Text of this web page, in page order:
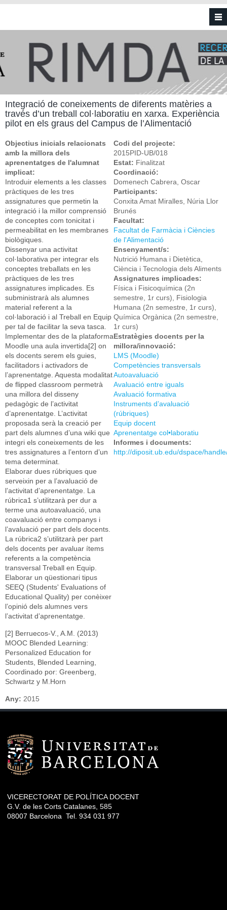
Vés al contingut
Integració de coneixements de diferents matèries a
través d’un treball col·laboratiu en xarxa. Experiència
pilot en els graus del Campus de l’Alimentació
Objectius inicials relacionats
amb la millora dels
aprenentatges de l'alumnat
implicat:
Introduir elements a les classes
pràctiques de les tres
assignatures que permetin la
integració i la millor comprensió
de conceptes com tonicitat i
permeabilitat en les membranes
biològiques.
Dissenyar una activitat
col·laborativa per integrar els
conceptes treballats en les
pràctiques de les tres
assignatures implicades. Es
subministrarà als alumnes
material referent a la
col·laboració i al Treball en Equip
per tal de facilitar la seva tasca.
Implementar des de la plataforma
Moodle una aula invertida[2] on
els docents serem els guies,
facilitadors i activadors de
l’aprenentatge. Aquesta modalitat
de flipped classroom permetrà
una millora del disseny
pedagògic de l’activitat
d’aprenentatge. L’activitat
proposada serà la creació per
part dels alumnes d’una wiki que
integri els coneixements de les
tres assignatures a l’entorn d’un
tema determinat.
Elaborar dues rúbriques que
serveixin per a l’avaluació de
l’activitat d’aprenentatge. La
rúbrica1 s’utilitzarà per dur a
terme una autoavaluació, una
coavaluació entre companys i
l’avaluació per part dels docents.
La rúbrica2 s’utilitzarà per part
dels docents per avaluar ítems
referents a la competència
transversal Treball en Equip.
Elaborar un qüestionari tipus
SEEQ (Students' Evaluations of
Educational Quality) per conèixer
l’opinió dels alumnes vers
l’activitat d’aprenentatge.
[2] Berruecos-V., A.M. (2013)
MOOC Blended Learning:
Personalized Education for
Students, Blended Learning,
Coordinado por: Greenberg,
Schwartz y M.Horn
Codi del projecte:
2015PID-UB/018
Estat: Finalitzat
Coordinació:
Domenech Cabrera, Oscar
Participants:
Conxita Amat Miralles, Núria Llor
Brunés
Facultat:
Facultat de Farmàcia i Ciències
de l'Alimentació
Ensenyament/s:
Nutrició Humana i Dietètica,
Ciència i Tecnologia dels Aliments
Assignatures implicades:
Física i Fisicoquímica (2n
semestre, 1r curs), Fisiologia
Humana (2n semestre, 1r curs),
Química Orgànica (2n semestre,
1r curs)
Estratègies docents per la
millora/innovació:
LMS (Moodle)
Competències transversals
Autoavaluació
Avaluació entre iguals
Avaluació formativa
Instruments d’avaluació
(rúbriques)
Equip docent
Aprenentatge col•laboratiu
Informes i documents:
http://diposit.ub.edu/dspace/
Any: 2015
VICERECTORAT DE POLÍTICA DOCENT
G.V. de les Corts Catalanes, 585
08007 Barcelona Tel. 934 031 977